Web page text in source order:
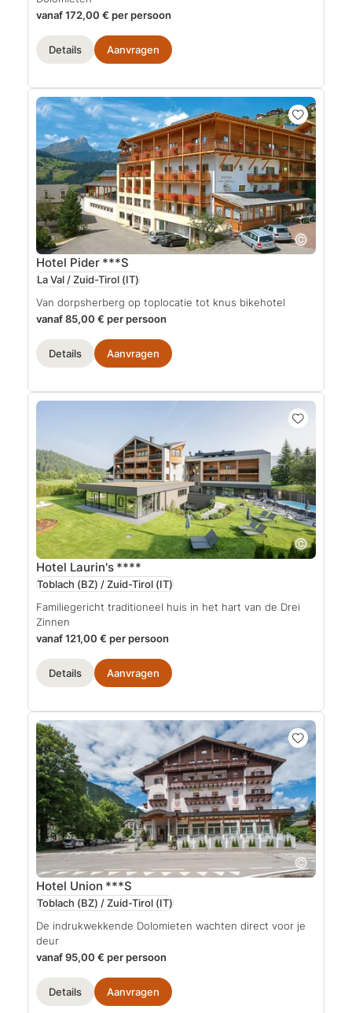
vanaf 172,00 € per persoon
Details Aanvragen
Hotel Pider ***S
La Val / Zuid-Tirol (IT)
Van dorpsherberg op toplocatie tot knus bikehotel
vanaf 85,00 € per persoon
Details Aanvragen
Hotel Laurin's ****
Toblach (BZ) / Zuid-Tirol (IT)
Familiegericht traditioneel huis in het hart van de Drei
Zinnen
vanaf 121,00 € per persoon
Details Aanvragen
Hotel Union ***S
Toblach (BZ) / Zuid-Tirol (IT)
De indrukwekkende Dolomieten wachten direct voor je
deur
vanaf 95,00 € per persoon
Details Aanvragen